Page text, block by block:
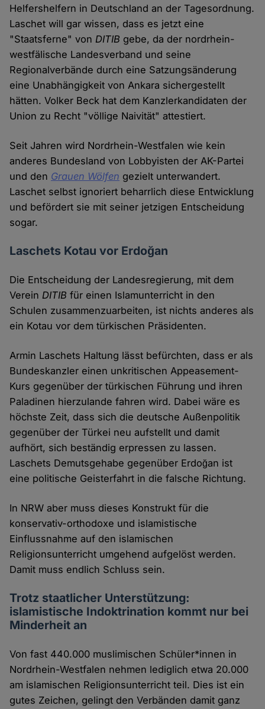
Helfershelfern in Deutschland an der Tagesordnung.
Laschet will gar wissen, dass es jetzt eine
"Staatsferne" vonDITIB gebe, da der nordrhein-
westfälische Landesverband und seine
Regionalverbände durch eine Satzungsänderung
eine Unabhängigkeit von Ankara sichergestellt
hätten. Volker Beck hat dem Kanzlerkandidaten der
Union zu Recht "völlige Naivität" attestiert.
Seit Jahren wird Nordrhein-Westfalen wie kein
anderes Bundesland von Lobbyisten der AK-Partei
und den Grauen Wölfen gezielt unterwandert.
Laschet selbst ignoriert beharrlich diese Entwicklung
und befördert sie mit seiner jetzigen Entscheidung
sogar.
Laschets Kotau vor Erdoğan
Die Entscheidung der Landesregierung, mit dem
VereinDITIB für einen Islamunterricht in den
Schulen zusammenzuarbeiten, ist nichts anderes als
ein Kotau vor dem türkischen Präsidenten.
Armin Laschets Haltung lässt befürchten, dass er als
Bundeskanzler einen unkritischen Appeasement-
Kurs gegenüber der türkischen Führung und ihren
Paladinen hierzulande fahren wird. Dabei wäre es
höchste Zeit, dass sich die deutsche Außenpolitik
gegenüber der Türkei neu aufstellt und damit
aufhört, sich beständig erpressen zu lassen.
Laschets Demutsgehabe gegenüber Erdoğan ist
eine politische Geisterfahrt in die falsche Richtung.
In NRW aber muss dieses Konstrukt für die
konservativ-orthodoxe und islamistische
Einflussnahme auf den islamischen
Religionsunterricht umgehend aufgelöst werden.
Damit muss endlich Schluss sein.
Trotz staatlicher Unterstützung:
islamistische Indoktrination kommt nur bei
Minderheit an
Von fast 440.000 muslimischen Schüler*innen in
Nordrhein-Westfalen nehmen lediglich etwa 20.000
am islamischen Religionsunterricht teil. Dies ist ein
gutes Zeichen, gelingt den Verbänden damit ganz